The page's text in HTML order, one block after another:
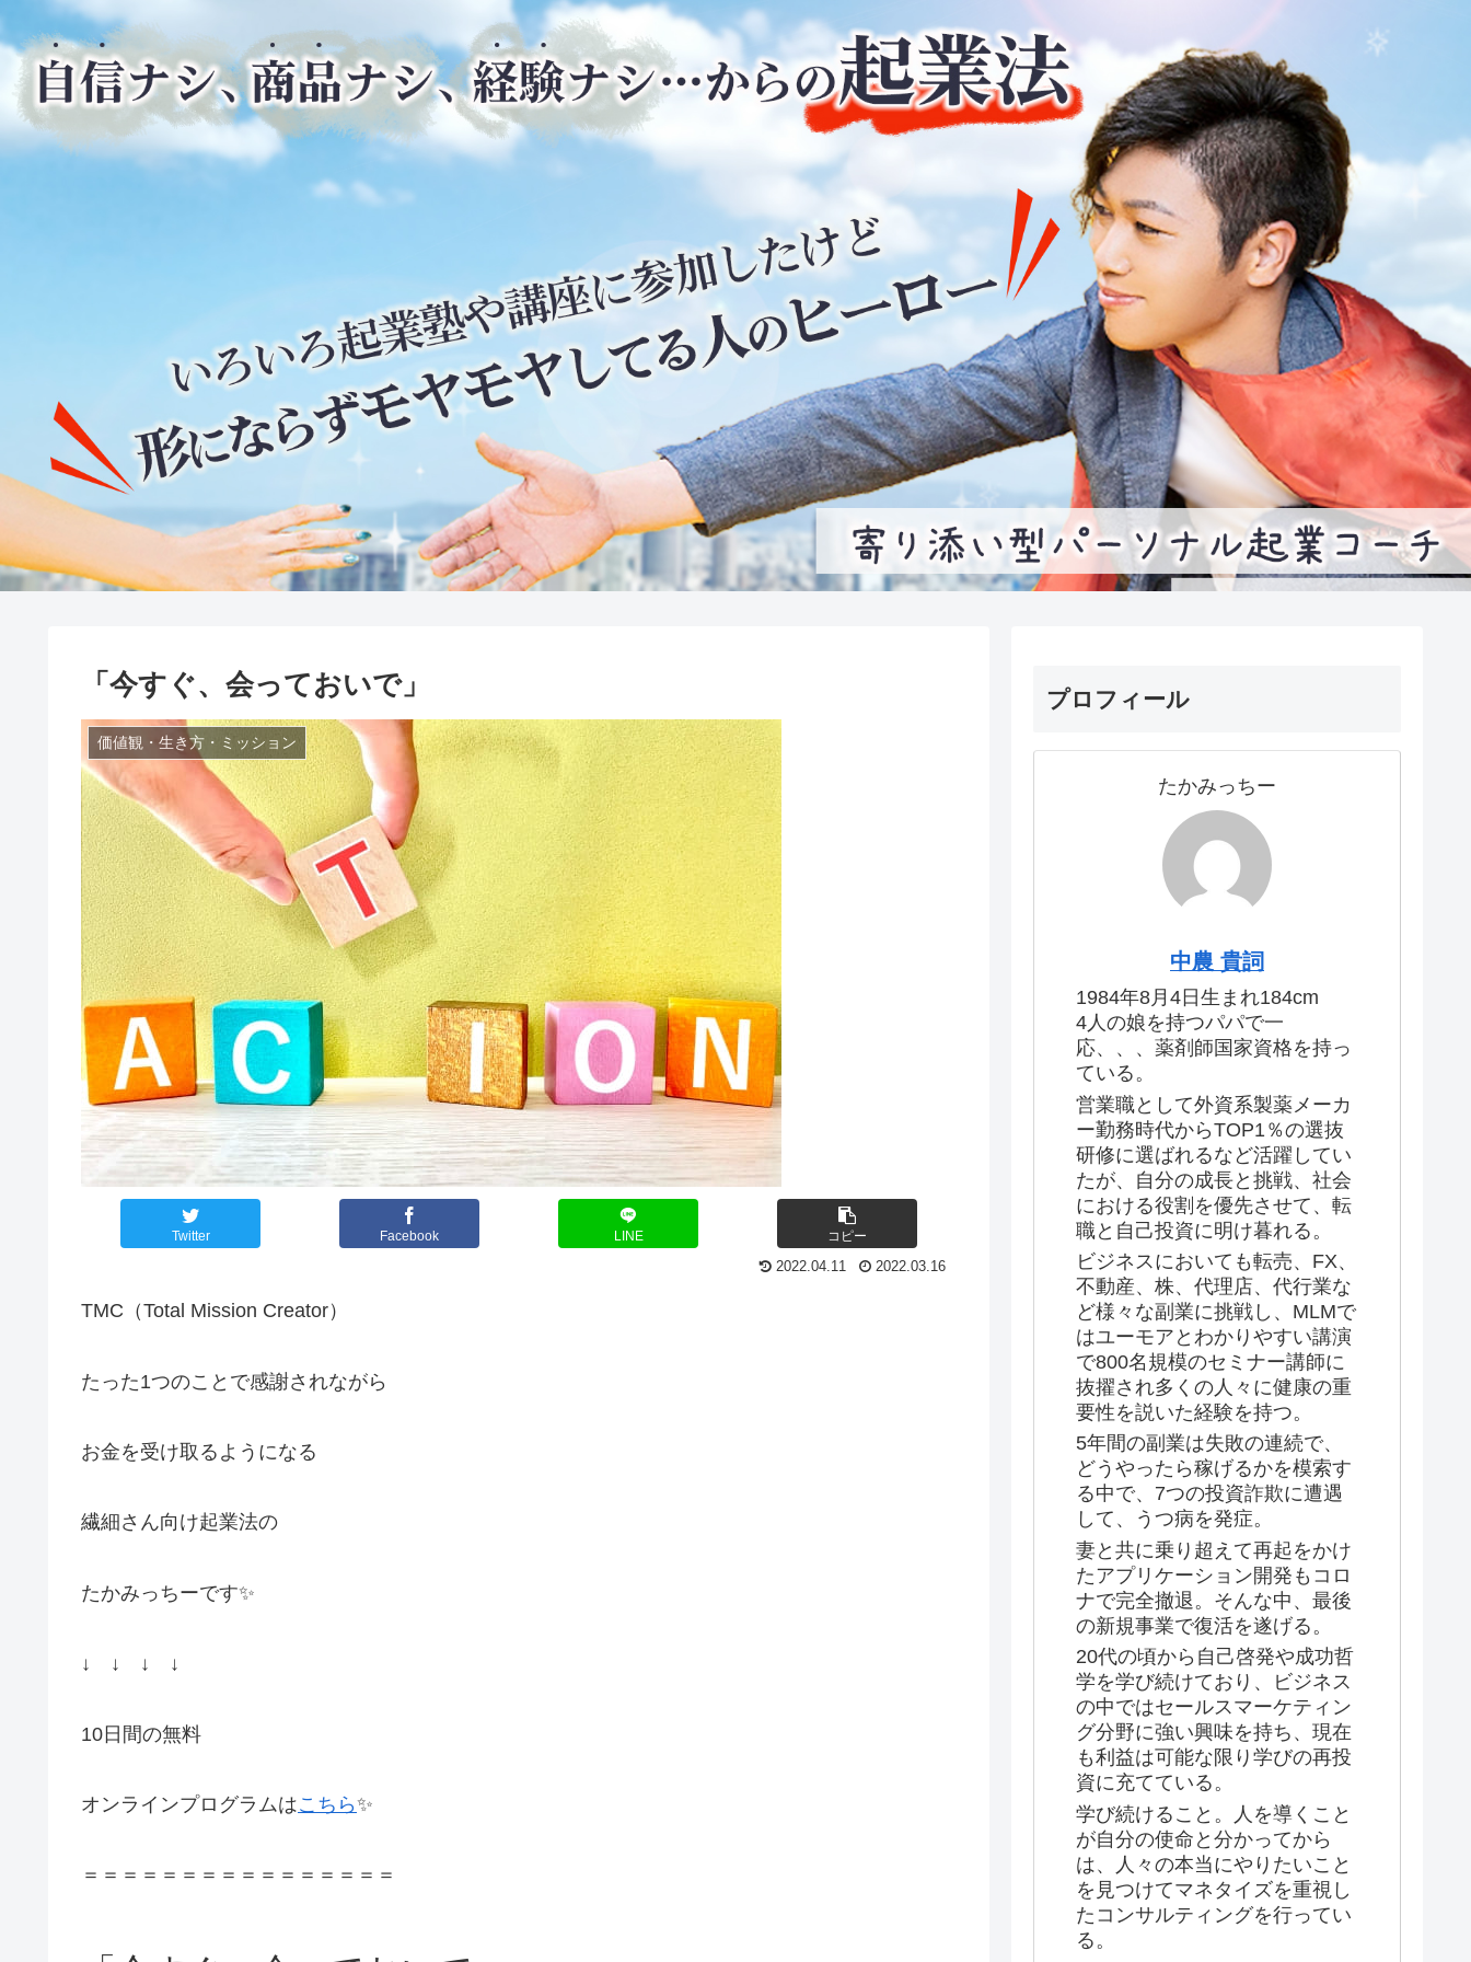
「今すぐ、会っておいで」
価値観・生き方・ミッション
Twitter Facebook LINE コピー
2022.04.11 2022.03.16
TMC（Total Mission Creator）
たった1つのことで感謝されながら
お金を受け取るようになる
繊細さん向け起業法の
たかみっちーです✨
↓ ↓ ↓ ↓
10日間の無料
オンラインプログラムはこちら✨
＝＝＝＝＝＝＝＝＝＝＝＝＝＝＝＝
プロフィール
たかみっちー
中農 貴詞
1984年8月4日生まれ184cm
4人の娘を持つパパで一
応、、、薬剤師国家資格を持っ
ている。
営業職として外資系製薬メーカ
ー勤務時代からTOP1％の選抜
研修に選ばれるなど活躍してい
たが、自分の成長と挑戦、社会
における役割を優先させて、転
職と自己投資に明け暮れる。
ビジネスにおいても転売、FX、
不動産、株、代理店、代行業な
ど様々な副業に挑戦し、MLMで
はユーモアとわかりやすい講演
で800名規模のセミナー講師に
抜擢され多くの人々に健康の重
要性を説いた経験を持つ。
5年間の副業は失敗の連続で、
どうやったら稼げるかを模索す
る中で、7つの投資詐欺に遭遇
して、うつ病を発症。
妻と共に乗り超えて再起をかけ
たアプリケーション開発もコロ
ナで完全撤退。そんな中、最後
の新規事業で復活を遂げる。
20代の頃から自己啓発や成功哲
学を学び続けており、ビジネス
の中ではセールスマーケティン
グ分野に強い興味を持ち、現在
も利益は可能な限り学びの再投
資に充てている。
学び続けること。人を導くこと
が自分の使命と分かってから
は、人々の本当にやりたいこと
を見つけてマネタイズを重視し
たコンサルティングを行ってい
る。